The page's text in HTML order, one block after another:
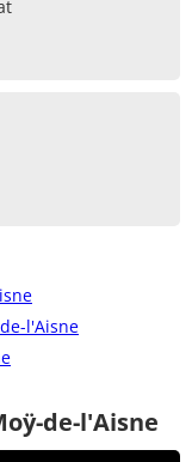
l'Aisne
de-l'Aisne